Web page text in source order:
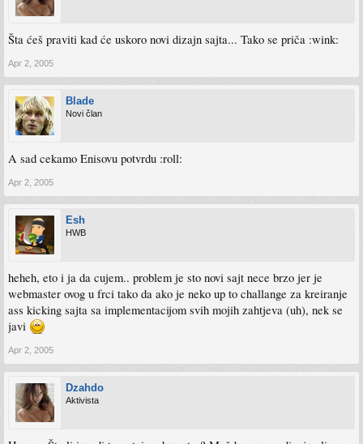
Šta ćeš praviti kad će uskoro novi dizajn sajta... Tako se priča :wink:
Apr 2, 2005
Blade
Novi član
A sad cekamo Enisovu potvrdu :roll:
Apr 2, 2005
Esh
HWB
heheh, eto i ja da cujem.. problem je sto novi sajt nece brzo jer je
webmaster ovog u frci tako da ako je neko up to challange za kreiranje
ass kicking sajta sa implementacijom svih mojih zahtjeva (uh), nek se
javi
Apr 2, 2005
Dzahdo
Aktivista